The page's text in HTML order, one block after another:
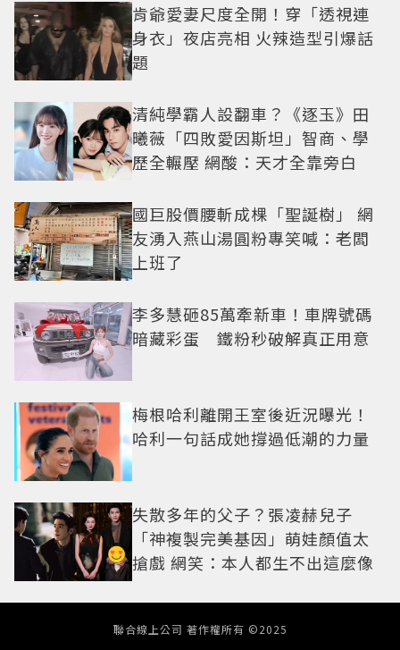
肯爺愛妻尺度全開！穿「透視連
身衣」夜店亮相 火辣造型引爆話
題
清純學霸人設翻車？《逐玉》田
曦薇「四敗愛因斯坦」智商、學
歷全輾壓 網酸：天才全靠旁白
國巨股價腰斬成棵「聖誕樹」 網
友湧入燕山湯圓粉專笑喊：老闆
上班了
李多慧砸85萬牽新車！車牌號碼
暗藏彩蛋 鐵粉秒破解真正用意
梅根哈利離開王室後近況曝光！
哈利一句話成她撐過低潮的力量
失散多年的父子？張凌赫兒子
「神複製完美基因」萌娃顏值太
搶戲 網笑：本人都生不出這麼像
聯合線上公司 著作權所有 ©2025